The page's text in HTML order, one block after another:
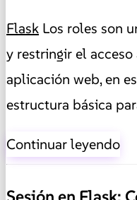
Flask Los roles son
y restringir el
aplicación web, en
estructura básica
Continuar leyendo